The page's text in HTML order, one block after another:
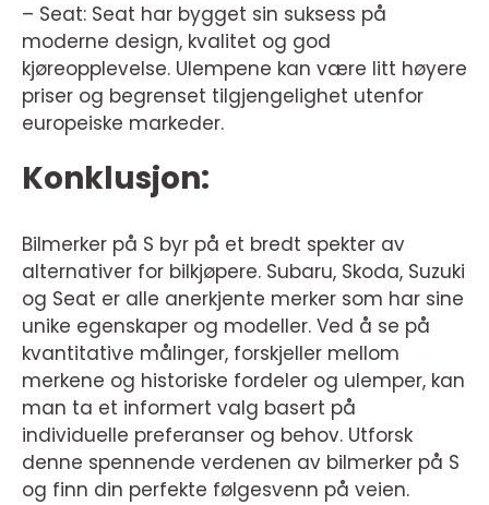
– Seat: Seat har bygget sin suksess på
moderne design, kvalitet og god
kjøreopplevelse. Ulempene kan være litt høyere
priser og begrenset tilgjengelighet utenfor
europeiske markeder.
Konklusjon:
Bilmerker på S byr på et bredt spekter av
alternativer for bilkjøpere. Subaru, Skoda, Suzuki
og Seat er alle anerkjente merker som har sine
unike egenskaper og modeller. Ved å se på
kvantitative målinger, forskjeller mellom
merkene og historiske fordeler og ulemper, kan
man ta et informert valg basert på
individuelle preferanser og behov. Utforsk
denne spennende verdenen av bilmerker på S
og finn din perfekte følgesvenn på veien.